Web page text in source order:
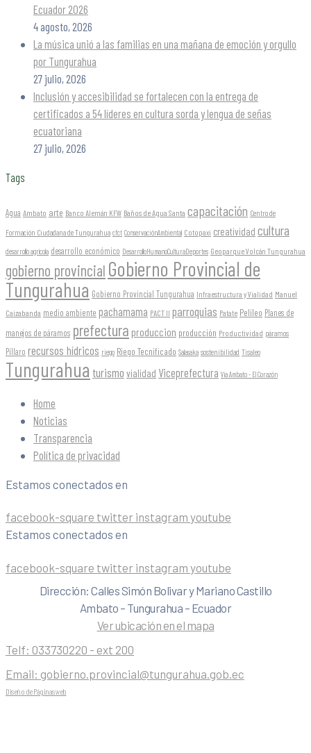
Ecuador 2026
4 agosto, 2026
La música unió a las familias en una mañana de emoción y orgullo
por Tungurahua
27 julio, 2026
Inclusión y accesibilidad se fortalecen con la entrega de
certificados a 54 líderes en cultura sorda y lengua de señas
ecuatoriana
27 julio, 2026
Tags
Agua Ambato arte Banco Alemán KFW Baños de Agua Santa capacitación Centro de
Formación Ciudadana de Tungurahua cfct ConservaciónAmbiental Cotopaxi creatividad cultura
desarrollo agrícola desarrollo económico DesarrolloHumanoCulturaDeportes Geoparque Volcán Tungurahua
gobierno provincial Gobierno Provincial de
Tungurahua Gobierno Provincial Tungurahua Infraestructura y Vialidad Manuel
Caizabanda medio ambiente pachamama PACT II parroquias Patate Pelileo Planes de
manejos de páramos prefectura produccion producción Productividad páramos
Píllaro recursos hídricos riego Riego Tecnificado Salasaka sostenibilidad Tisaleo
Tungurahua turismo vialidad Viceprefectura Vía Ambato - El Corazón
Home
Noticias
Transparencia
Política de privacidad
Estamos conectados en
facebook-square twitter instagram youtube
Estamos conectados en
facebook-square twitter instagram youtube
Dirección: Calles Simón Bolivar y Mariano Castillo
Ambato – Tungurahua – Ecuador
Ver ubicación en el mapa
Telf: 033730220 - ext 200
Email: gobierno.provincial@tungurahua.gob.ec
Diseño de Páginas web